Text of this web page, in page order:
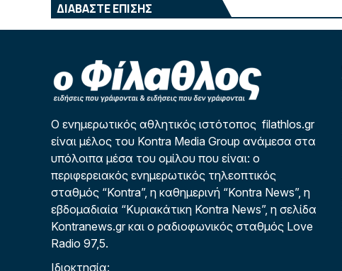
ΔΙΑΒΑΣΤΕ ΕΠΙΣΗΣ
Ο ενημερωτικός αθλητικός ιστότοπος filathlos.gr
είναι μέλος του Kontra Media Group ανάμεσα στα
υπόλοιπα μέσα του ομίλου που είναι: ο
περιφερειακός ενημερωτικός τηλεοπτικός
σταθμός “Kontra”, η καθημερινή “Kontra News”, η
εβδομαδιαία “Κυριακάτικη Kontra News”, η σελίδα
Kontranews.gr και ο ραδιοφωνικός σταθμός Love
Radio 97,5.
Ιδιοκτησία: